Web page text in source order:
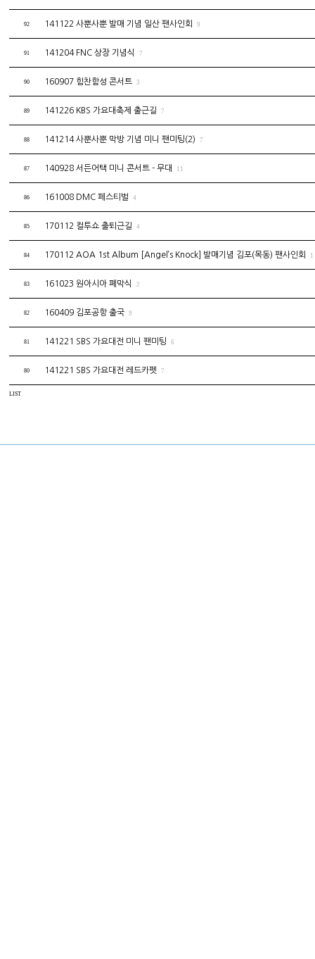
92 141122 사뿐사뿐 발매 기념 일산 팬사인회 9
91 141204 FNC 상장 기념식 7
90 160907 힘찬함성 콘서트 3
89 141226 KBS 가요대축제 출근길 7
88 141214 사뿐사뿐 막방 기념 미니 팬미팅(2) 7
87 140928 서든어택 미니 콘서트 - 무대 11
86 161008 DMC 페스티벌 4
85 170112 컬투쇼 출퇴근길 4
84 170112 AOA 1st Album [Angel’s Knock] 발매기념 김포(목동) 팬사인회 1
83 161023 원아시아 폐막식 2
82 160409 김포공항 출국 9
81 141221 SBS 가요대전 미니 팬미팅 6
80 141221 SBS 가요대전 레드카펫 7
LIST